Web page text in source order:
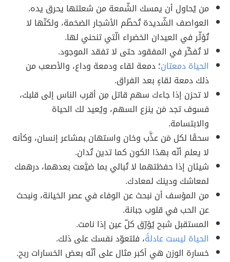
من يُحاول أن يمسك الشّمعة من شعلتها يحرق يده.
العواصف الشّديدة تُحطّم الأشجار الضخمة، ولكنّها لا
تُؤثّر في العيدان الخضراء الّتي تنحني لها.
لا تُفكّر في المفقود حتى لا تفقد الموجود.
الحياة دمعتان؛ دمعة لقاء ودمعة وداع، والأصعب من
ذلك دمعة لقاءٍ بعد الفراق.
لا تحزن إذا جاءك سهم قاتل مِن أقرب الناس إلى قلبك،
فسوف تجد مَن ينزع السهم، ويُعيد لك الحياة
والابتسامة.
سحقًا لكل مَن عذَّب وخان واستهان بمشاعر إنسان، وكأنه
لا يعلم أنّه بهذا الكون كما تدين تُدان.
شيئان إذا حفظتهما لا تُبالي بما ضيَّعت بعدهما، درهمك
لمعاشك ودينك لمعادك.
من المؤسف أن نبحث عن الوفاء في عصر الخيانة، ونبحث
عن الحب في قلوب جبانة.
المستقبل شبح يُؤرّق كلّ عين إذا نامت.
الحياة ليست عادلةً، فلتعوّد نفسك على ذلك.
خسارة الوزن هي أكبر مثال على أنّه بعض الخسارات ربح.